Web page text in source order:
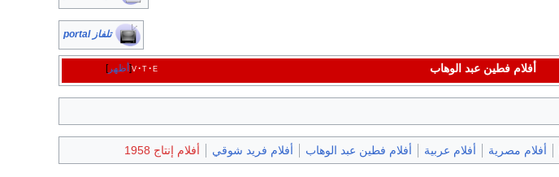
تلفاز portal
أظهر v t e أفلام فطين عبد الوهاب
أفلام مصرية أفلام عربية أفلام فطين عبد الوهاب أفلام فريد شوقي أفلام إنتاج 1958